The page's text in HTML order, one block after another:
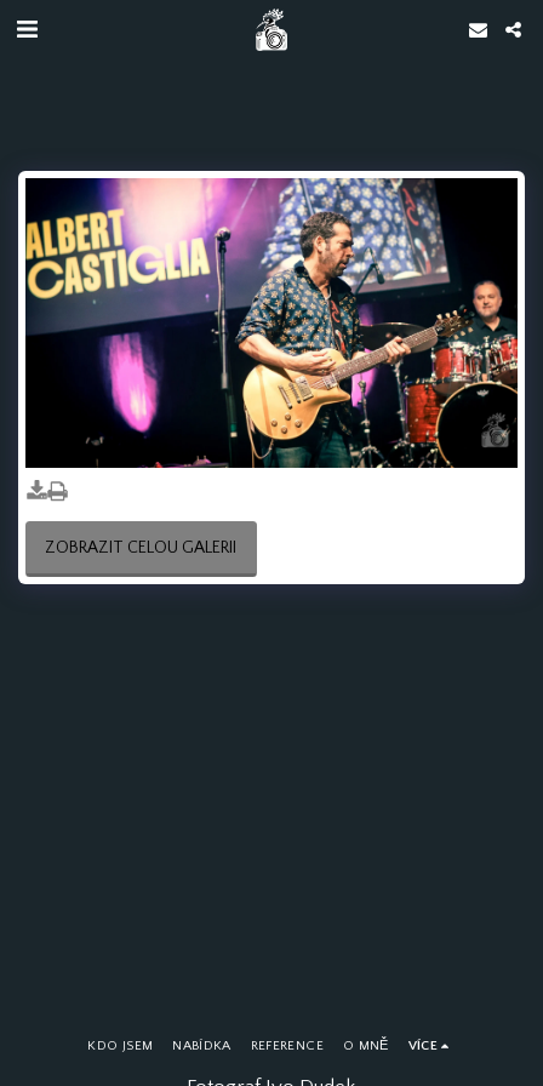
ZOBRAZIT CELOU GALERII
KDO JSEM NABÍDKA REFERENCE O MNĚ VÍCE